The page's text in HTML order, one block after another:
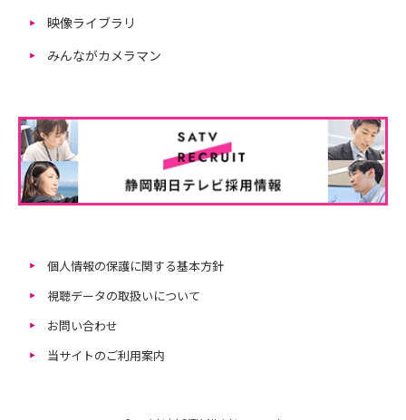
映像ライブラリ
みんながカメラマン
個人情報の保護に関する基本方針
視聴データの取扱いについて
お問い合わせ
当サイトのご利用案内